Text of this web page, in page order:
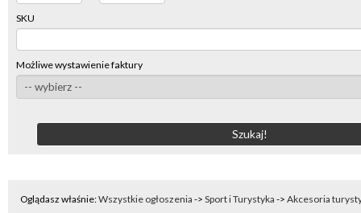
SKU
Możliwe wystawienie faktury
Oglądasz właśnie:Wszystkie ogłoszenia -> Sport i Turystyka -> Akcesoria